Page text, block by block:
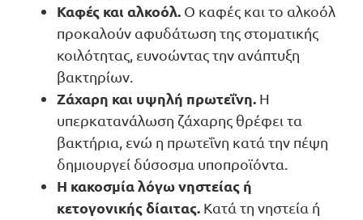
Καφές και αλκοόλ.Ο καφές και το αλκοόλ
προκαλούν αφυδάτωση της στοματικής
κοιλότητας, ευνοώντας την ανάπτυξη
βακτηρίων.
Ζάχαρη και υψηλή πρωτεΐνη.Η
υπερκατανάλωση ζάχαρης θρέφει τα
βακτήρια, ενώ η πρωτεΐνη κατά την πέψη
δημιουργεί δύσοσμα υποπροϊόντα.
Η κακοσμία λόγω νηστείας ή
κετογονικής δίαιτας.Κατά τη νηστεία ή